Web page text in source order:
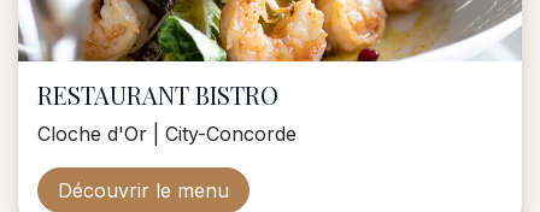
RESTAURANT BISTRO
Cloche d'Or | City-Concorde
Découvrir le menu